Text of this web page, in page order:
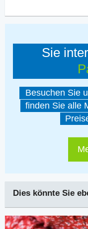
Sie
Besuchen Sie
finden Sie alle
Dies könnte Sie